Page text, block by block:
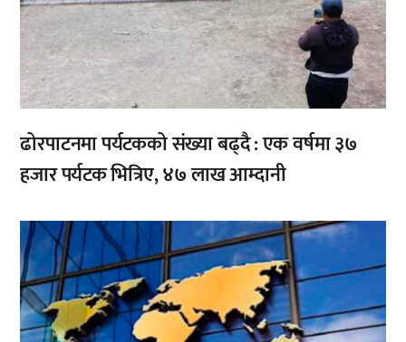
ढोरपाटनमा पर्यटकको संख्या बढ्दै : एक वर्षमा ३७
हजार पर्यटक भित्रिए, ४७ लाख आम्दानी